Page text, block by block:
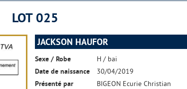
LOT 025
JACKSON HAUFOR
Sexe / Robe
H / bai
Date de naissance
30/04/2019
Présenté par
BIGEON Ecurie Christian